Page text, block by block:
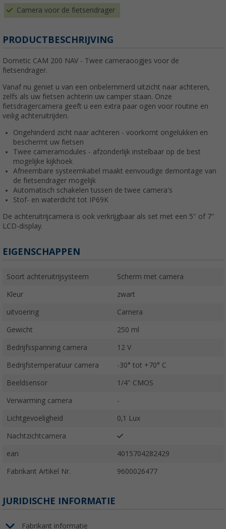
Camera voor de fietsendrager
PRODUCTBESCHRIJVING
Dometic CAM 200 NAV - Twee cameraoogjes voor de
fietsendrager.
Vanaf nu geniet u van een onbelemmerd uitzicht naar achteren,
zelfs als uw fietsen achterin uw camper staan. Onze
fietsdragercamera geeft u een extra paar ogen voor routine en
veilig achteruitrijden.
Ongehinderd zicht naar achteren - voorkomt ongelukken en
beschermt uw fietsen
Twee cameramodules - afzonderlijk instelbaar op de best
mogelijke kijkhoek
Afneembare systeemkabel maakt eenvoudige demontage van
de fietsendrager mogelijk
Automatisch schakelen tussen de twee camera's
Stof- en waterdicht tot IP69K
De achteruitrijcamera is ook verkrijgbaar als set met een 5" of 7"
LCD-display.
EIGENSCHAPPEN
Soort achteruitrijsysteem Scherm met camera
Kleur zwart
uitvoering Camera
Gewicht 250 ml
Bedrijfsspanning camera 12 V
Bedrijfstemperatuur camera -30° tot +70° C
Beeldsensor 1/4" CMOS
Verwarming camera -
Lichtgevoeligheid 0,1 Lux
Nachtzichtcamera
ean 4015704282429
Fabrikant Artikel Nr. 9600026477
JURIDISCHE INFORMATIE
Fabrikant informatie